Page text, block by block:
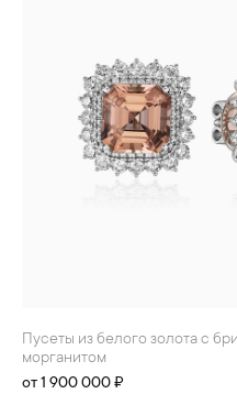
МУЖЧИНАМ
ХРУСТАЛЬ И ФАРФОР
Пусеты из белого золота с бриллиантами и
морганитом
от 1 900 000 ₽